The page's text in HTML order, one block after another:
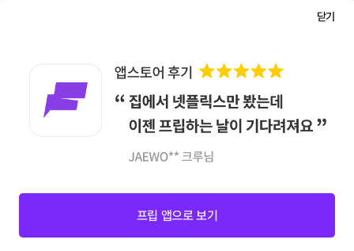
닫기
프립 앱으로 보기
대해 ㈜프렌트립은 일체의 책임을 지지 않습니다.
NICEPAY 안전거래 서비스 : 고객님의 안전거래를 위해 현금 결제 시, 저희 사이트에서 가입한
구매안전 서비스를 이용할 수 있습니다.가입 확인
이용약관
앱 다운로드